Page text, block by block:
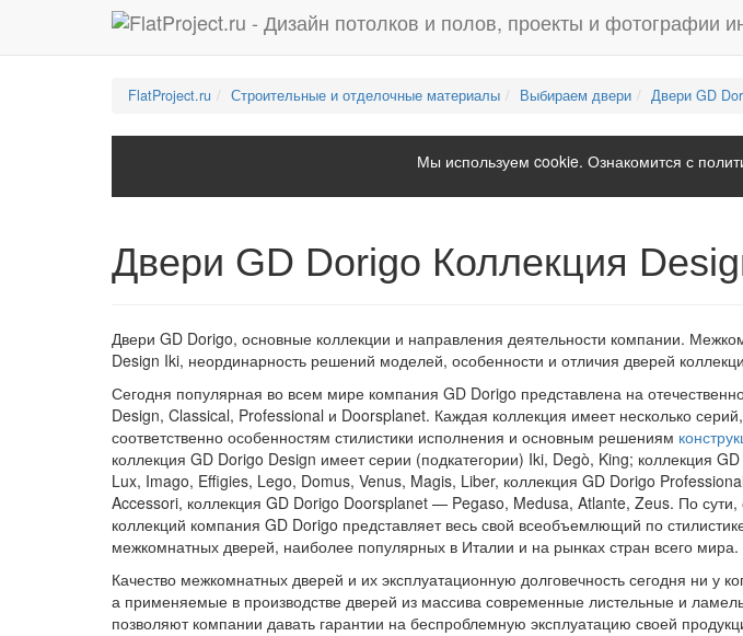
FlatProject.ru Строительные и отделочные материалы Выбираем двери Двери GD
Мы используем cookie. Ознакомится с
Двери GD Dorigo Коллекция
Двери GD Dorigo, основные коллекции и направления деятельности компании.
Design Iki, неординарность решений моделей, особенности и отличия дверей
Сегодня популярная во всем мире компания GD Dorigo представлена на
Design, Classical, Professional и Doorsplanet. Каждая коллекция имеет несколько
соответственно особенностям стилистики исполнения и основным решениям
коллекция GD Dorigo Design имеет серии (подкатегории) Iki, Degò, King; коллекция
Lux, Imago, Effigies, Lego, Domus, Venus, Magis, Liber, коллекция GD Dorigo
Accessori, коллекция GD Dorigo Doorsplanet — Pegaso, Medusa, Atlante, Zeus. По
коллекций компания GD Dorigo представляет весь свой всеобъемлющий по
межкомнатных дверей, наиболее популярных в Италии и на рынках стран всего мира.
Качество межкомнатных дверей и их эксплуатационную долговечность сегодня ни у
а применяемые в производстве дверей из массива современные листельные и
позволяют компании давать гарантии на беспроблемную эксплуатацию своей